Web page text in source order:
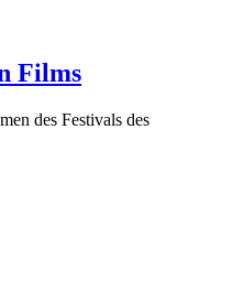
Films
des Festivals des